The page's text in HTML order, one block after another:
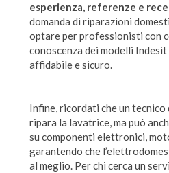
esperienza, referenze e
domanda di riparazioni
optare per professionisti con
conoscenza dei modelli
affidabile e sicuro.
Infine, ricordati che un
ripara la lavatrice, ma può
su componenti elettronici,
garantendo che
al meglio. Per chi cerca un